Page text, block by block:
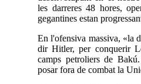
les darreres 48 hores,
gegantines estan
En l'ofensiva massiva, «la
dir Hitler, per conquerir
camps petroliers de
posar fora de combat la